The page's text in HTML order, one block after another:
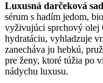
Luxusná darčeková
sérum s hadím jedom,
vyživujúci sprchový olej
hydratáciu, vyhladzuje
zanecháva ju hebkú,
pre ženy, ktoré túžia po
nádychu luxusu.